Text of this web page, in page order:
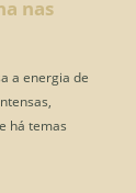
nas
a energia de
há temas